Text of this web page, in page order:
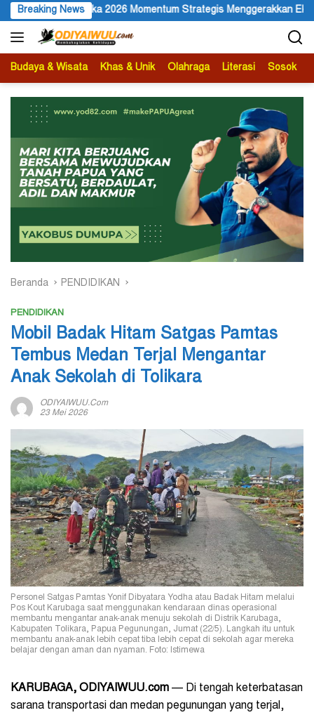
Langsung
ke
konten
Breaking News
Momentum Strategis Menggerakkan Ekonomi Warga
Budaya & Wisata Khas & Unik Olahraga Literasi Sosok
Beranda PENDIDIKAN
PENDIDIKAN
Mobil Badak Hitam Satgas Pamtas
Tembus Medan Terjal Mengantar
Anak Sekolah di Tolikara
ODIYAIWUU.com
23 Mei 2026
Personel Satgas Pamtas Yonif Dibyatara Yodha atau Badak Hitam melalui
Pos Kout Karubaga saat menggunakan kendaraan dinas operasional
membantu mengantar anak-anak menuju sekolah di Distrik Karubaga,
Kabupaten Tolikara, Papua Pegunungan, Jumat (22/5). Langkah itu untuk
membantu anak-anak lebih cepat tiba lebih cepat di sekolah agar mereka
belajar dengan aman dan nyaman. Foto: Istimewa
KARUBAGA, ODIYAIWUU.com — Di tengah keterbatasan
sarana transportasi dan medan pegunungan yang terjal,